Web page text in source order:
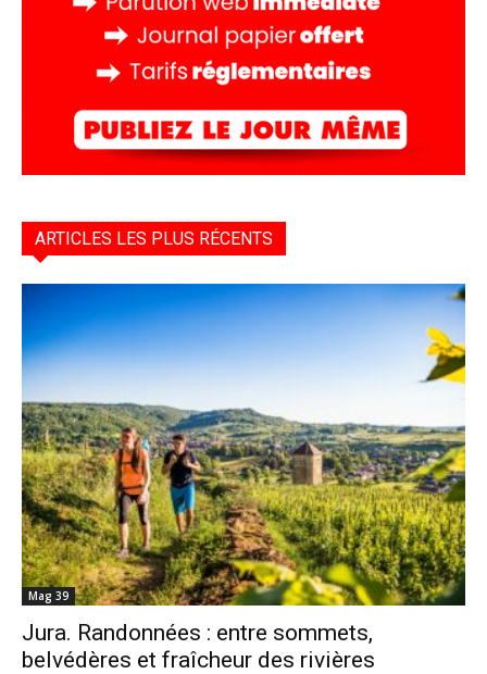
ARTICLES LES PLUS RÉCENTS
Mag 39
Jura. Randonnées : entre sommets,
belvédères et fraîcheur des rivières